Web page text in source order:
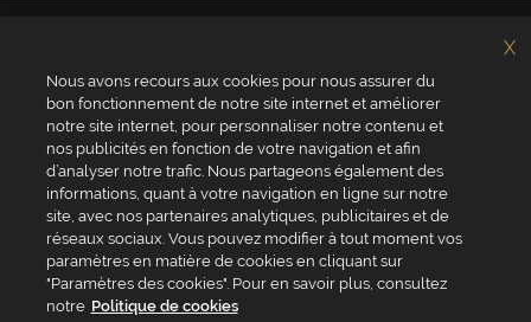
Qui sommes-nous ?
Site Valrhona.com
MyValrhona
Site pour les particuliers
Cadeaux pour les
entreprises
Avantages de commander
en ligne
Valrhona
Norohy
Adamance
La Rose Noire
Chocolatree
Pariani
Nous avons recours aux cookies pour nous assurer du
bon fonctionnement de notre site internet et améliorer
notre site internet, pour personnaliser notre contenu et
nos publicités en fonction de votre navigation et afin
d’analyser notre trafic. Nous partageons également des
informations, quant à votre navigation en ligne sur notre
site, avec nos partenaires analytiques, publicitaires et de
réseaux sociaux. Vous pouvez modifier à tout moment vos
paramètres en matière de cookies en cliquant sur
"Paramètres des cookies". Pour en savoir plus, consultez
notre Politique de cookies
X